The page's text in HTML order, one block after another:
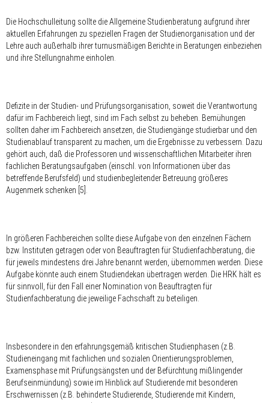
Die Hochschulleitung sollte die Allgemeine Studienberatung aufgrund ihrer
aktuellen Erfahrungen zu speziellen Fragen der Studienorganisation und der
Lehre auch außerhalb ihrer turnusmäßigen Berichte in Beratungen einbeziehen
und ihre Stellungnahme einholen.
Defizite in der Studien- und Prüfungsorganisation, soweit die Verantwortung
dafür im Fachbereich liegt, sind im Fach selbst zu beheben. Bemühungen
sollten daher im Fachbereich ansetzen, die Studiengänge studierbar und den
Studienablauf transparent zu machen, um die Ergebnisse zu verbessern. Dazu
gehört auch, daß die Professoren und wissenschaftlichen Mitarbeiter ihren
fachlichen Beratungsaufgaben (einschl. von Informationen über das
betreffende Berufsfeld) und studienbegleitender Betreuung größeres
Augenmerk schenken [5].
In größeren Fachbereichen sollte diese Aufgabe von den einzelnen Fächern
bzw. Instituten getragen oder von Beauftragten für Studienfachberatung, die
für jeweils mindestens drei Jahre benannt werden, übernommen werden. Diese
Aufgabe könnte auch einem Studiendekan übertragen werden. Die HRK hält es
für sinnvoll, für den Fall einer Nomination von Beauftragten für
Studienfachberatung die jeweilige Fachschaft zu beteiligen.
Insbesondere in den erfahrungsgemäß kritischen Studienphasen (z.B.
Studieneingang mit fachlichen und sozialen Orientierungsproblemen,
Examensphase mit Prüfungsängsten und der Befürchtung mißlingender
Berufseinmündung) sowie im Hinblick auf Studierende mit besonderen
Erschwernissen (z.B. behinderte Studierende, Studierende mit Kindern,